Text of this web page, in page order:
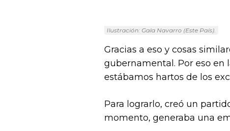
Ilustración: Gala Navarro (Este País).
Gracias a eso y cosas
gubernamental. Por eso en
estábamos hartos de los
Para lograrlo, creó un
momento, generaba una